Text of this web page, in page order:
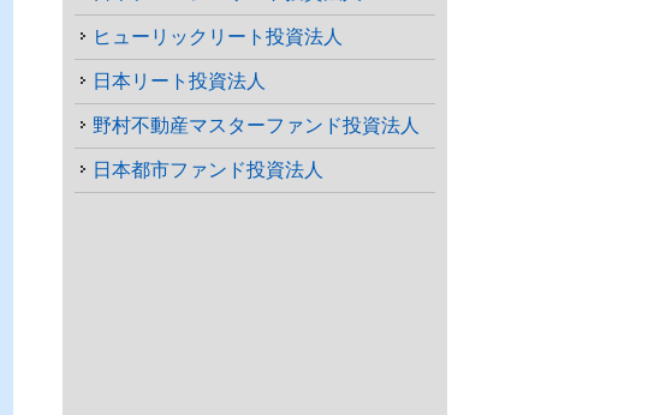
ヒューリックリート投資法人
日本リート投資法人
野村不動産マスターファンド投資法人
日本都市ファンド投資法人